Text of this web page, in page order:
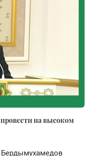
на высоком
Бердымухамедов